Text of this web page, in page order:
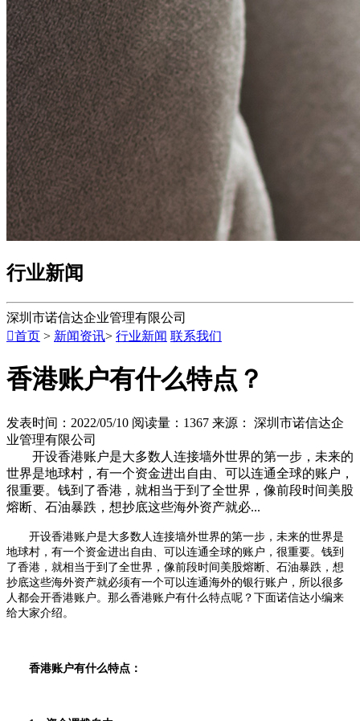
行业新闻
深圳市诺信达企业管理有限公司
首页 > 新闻资讯> 行业新闻 联系我们
香港账户有什么特点？
发表时间：2022/05/10 阅读量：1367 来源： 深圳市诺信达企
业管理有限公司
开设香港账户是大多数人连接墙外世界的第一步，未来的
世界是地球村，有一个资金进出自由、可以连通全球的账户，
很重要。钱到了香港，就相当于到了全世界，像前段时间美股
熔断、石油暴跌，想抄底这些海外资产就必...
开设香港账户是大多数人连接墙外世界的第一步，未来的世界是
地球村，有一个资金进出自由、可以连通全球的账户，很重要。钱到
了香港，就相当于到了全世界，像前段时间美股熔断、石油暴跌，想
抄底这些海外资产就必须有一个可以连通海外的银行账户，所以很多
人都会开香港账户。那么香港账户有什么特点呢？下面诺信达小编来
给大家介绍。
香港账户有什么特点：